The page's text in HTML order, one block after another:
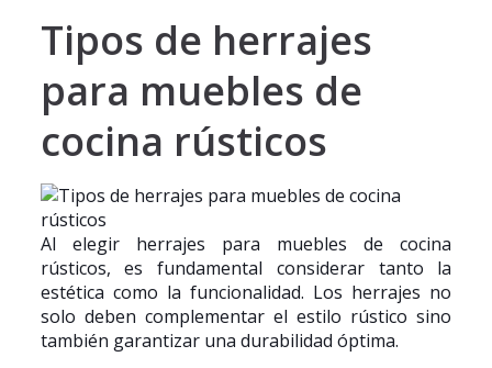
Tipos de herrajes
para muebles de
cocina rústicos
Al elegir herrajes para muebles de cocina
rústicos, es fundamental considerar tanto la
estética como la funcionalidad. Los herrajes no
solo deben complementar el estilo rústico sino
también garantizar una durabilidad óptima.